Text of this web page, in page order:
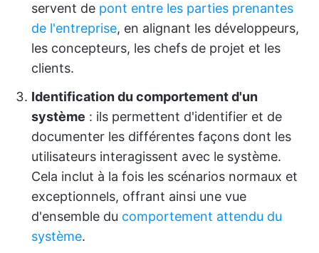
servent de pont entre les parties prenantes
de l'entreprise, en alignant les développeurs,
les concepteurs, les chefs de projet et les
clients.
Identification du comportement d'un
système : ils permettent d'identifier et de
documenter les différentes façons dont les
utilisateurs interagissent avec le système.
Cela inclut à la fois les scénarios normaux et
exceptionnels, offrant ainsi une vue
d'ensemble du comportement attendu du
système.